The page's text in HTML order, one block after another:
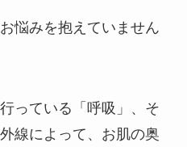
悩みを抱えていません
っている「呼吸」、そ
線によって、お肌の奥